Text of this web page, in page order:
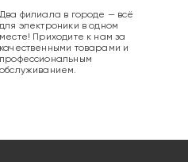
Два филиала в городе — всё
для электроники в одном
месте! Приходите к нам за
качественными товарами и
профессиональным
обслуживанием.